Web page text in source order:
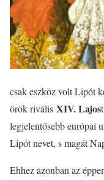
csak eszköz volt Lipót
örök rivális XIV. Lajos
legjelentősebb európai
Lipót nevet, s magát
Ehhez azonban az